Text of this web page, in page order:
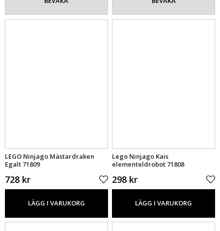
LEGO Ninjago Mästardraken
Egalt 71809
728 kr
LÄGG I VARUKORG
Lego Ninjago Kais
elementeldrobot 71808
298 kr
LÄGG I VARUKORG